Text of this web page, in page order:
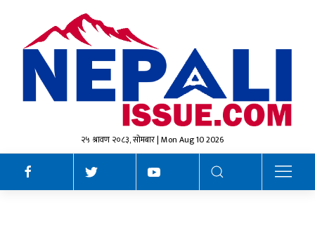
२५ श्रावण २०८३, सोमबार | Mon Aug 10 2026